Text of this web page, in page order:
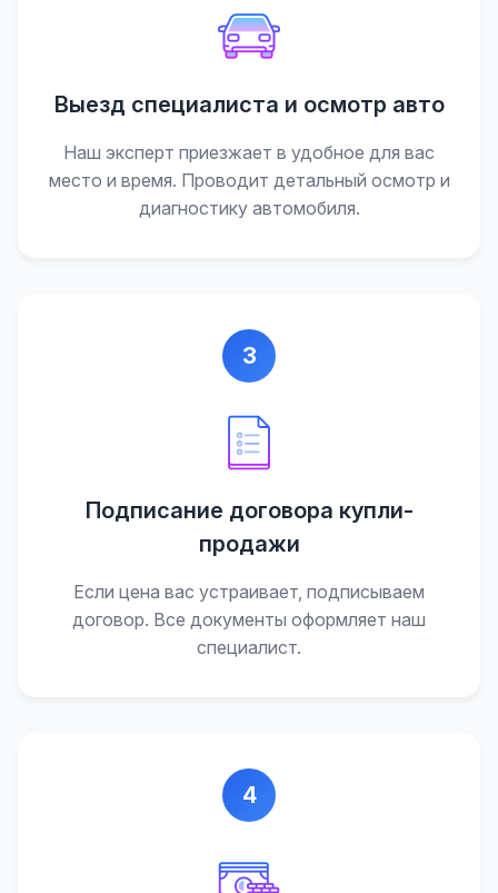
Выезд специалиста и осмотр авто
Наш эксперт приезжает в удобное для вас
место и время. Проводит детальный осмотр и
диагностику автомобиля.
3
Подписание договора купли-
продажи
Если цена вас устраивает, подписываем
договор. Все документы оформляет наш
специалист.
4